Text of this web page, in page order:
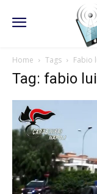
Home Tags Fabio
Tag: fabio